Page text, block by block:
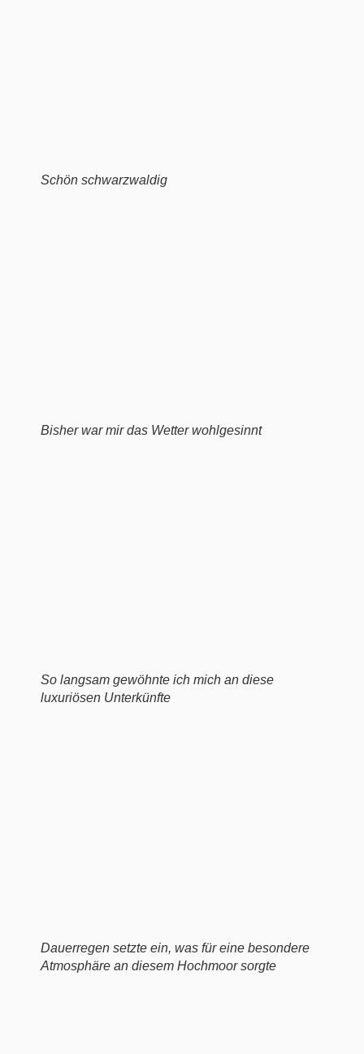
Schön schwarzwaldig
Bisher war mir das Wetter wohlgesinnt
So langsam gewöhnte ich mich an diese
luxuriösen Unterkünfte
Dauerregen setzte ein, was für eine besondere
Atmosphäre an diesem Hochmoor sorgte